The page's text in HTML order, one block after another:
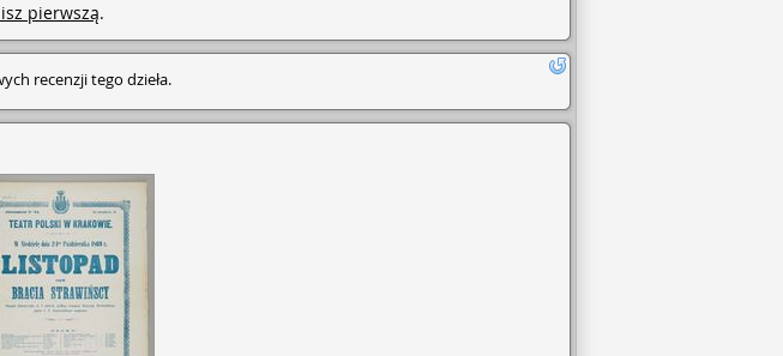
pierwszą.
recenzji tego dzieła.